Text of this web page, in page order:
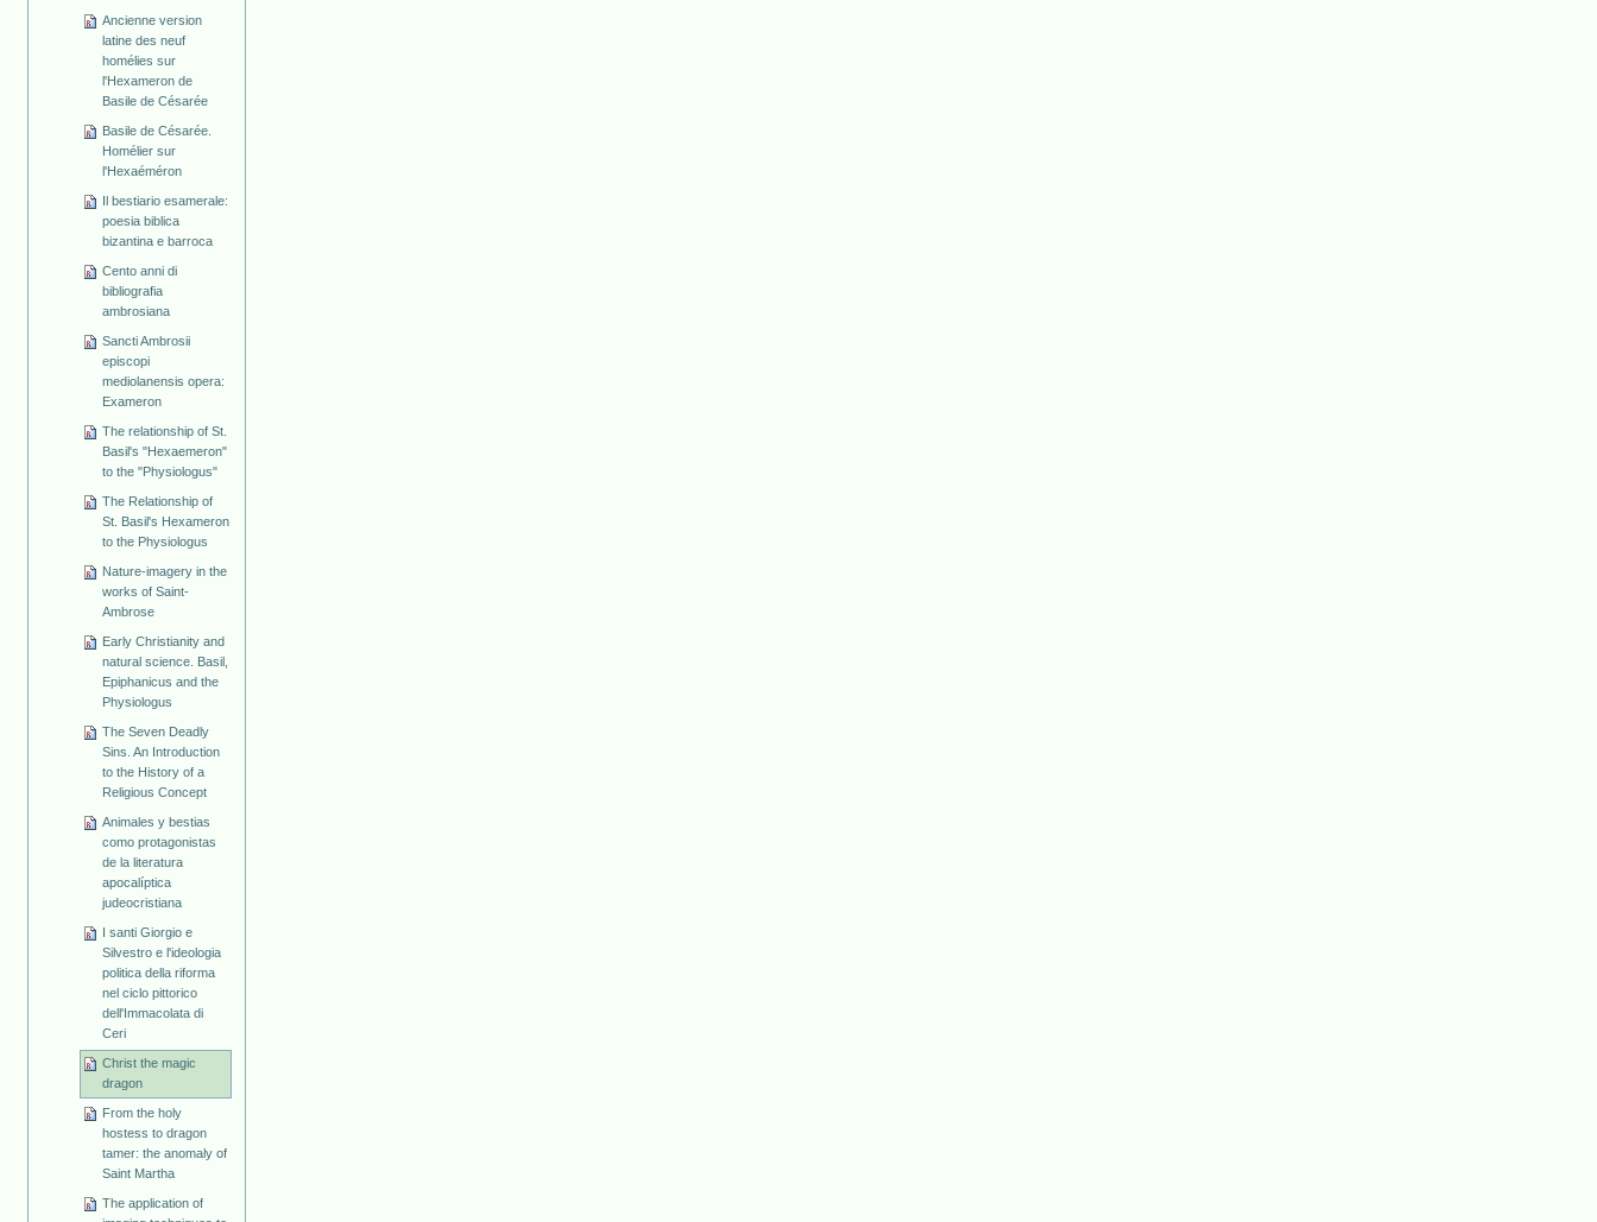
Ancienne version
latine des neuf
homélies sur
l'Hexameron de
Basile de Césarée
Basile de Césarée.
Homélier sur
l'Hexaéméron
Il bestiario esamerale:
poesia biblica
bizantina e barroca
Cento anni di
bibliografia
ambrosiana
Sancti Ambrosii
episcopi
mediolanensis opera:
Exameron
The relationship of St.
Basil's "Hexaemeron"
to the "Physiologus"
The Relationship of
St. Basil's Hexameron
to the Physiologus
Nature-imagery in the
works of Saint-
Ambrose
Early Christianity and
natural science. Basil,
Epiphanicus and the
Physiologus
The Seven Deadly
Sins. An Introduction
to the History of a
Religious Concept
Animales y bestias
como protagonistas
de la literatura
apocalíptica
judeocristiana
I santi Giorgio e
Silvestro e l'ideologia
politica della riforma
nel ciclo pittorico
dell'Immacolata di
Ceri
Christ the magic
dragon
From the holy
hostess to dragon
tamer: the anomaly of
Saint Martha
The application of